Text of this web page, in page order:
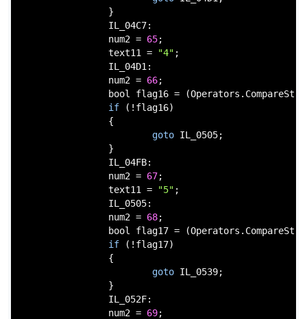
}
IL_04C7:
num2 = 65;
text11 =
"4" ;
IL_04D1:
num2 = 66;
bool
flag16 =
if (!flag16)
{
goto IL_0505;
}
IL_04FB:
num2 = 67;
text11 =
"5" ;
IL_0505:
num2 = 68;
bool
flag17 =
if (!flag17)
{
goto IL_0539;
}
IL_052F:
num2 = 69;